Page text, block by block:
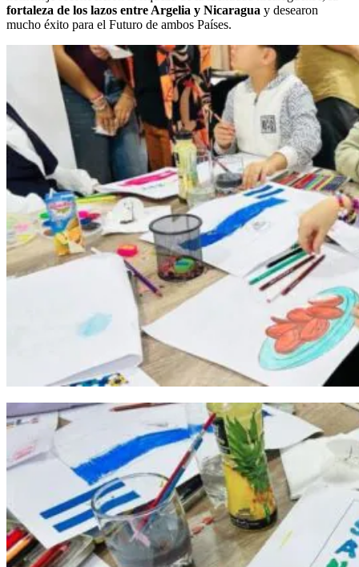
fortaleza de los lazos entre Argelia y Nicaragua y desearon
mucho éxito para el Futuro de ambos Países.